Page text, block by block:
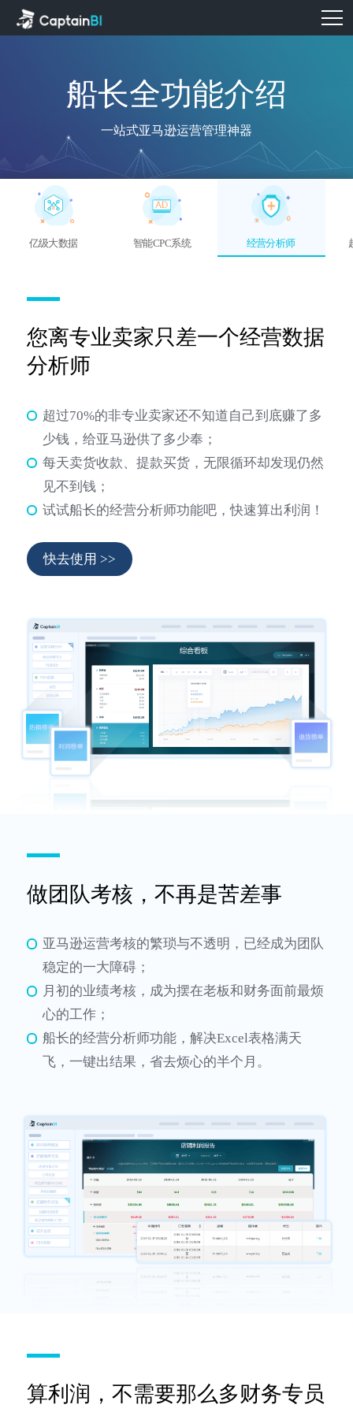
船长全功能介绍
一站式亚马逊运营管理神器
亿级大数据 智能CPC系统 经营分析师
您离专业卖家只差一个经营数据
分析师
超过70%的非专业卖家还不知道自己到底赚了多
少钱，给亚马逊供了多少奉；
每天卖货收款、提款买货，无限循环却发现仍然
见不到钱；
试试船长的经营分析师功能吧，快速算出利润！
快去使用 >>
做团队考核，不再是苦差事
亚马逊运营考核的繁琐与不透明，已经成为团队
稳定的一大障碍；
月初的业绩考核，成为摆在老板和财务面前最烦
心的工作；
船长的经营分析师功能，解决Excel表格满天
飞，一键出结果，省去烦心的半个月。
算利润，不需要那么多财务专员